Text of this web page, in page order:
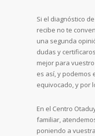
Si el diagnóstico
recibe no te
una segunda
dudas y
mejor para
es así, y podemos
equivocado, y por
En el Centro
familiar,
poniendo a